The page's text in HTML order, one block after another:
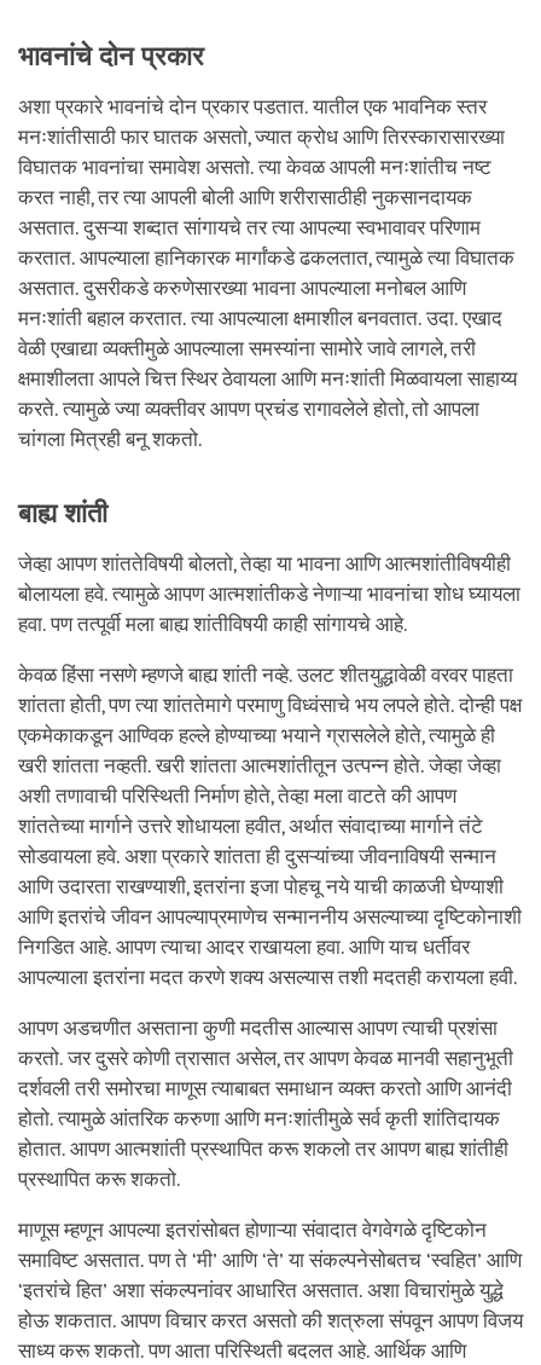
भावनांचे दोन प्रकार
अशा प्रकारे भावनांचे दोन प्रकार पडतात. यातील एक भावनिक स्तर
मनःशांतीसाठी फार घातक असतो, ज्यात क्रोध आणि तिरस्कारासारख्या
विघातक भावनांचा समावेश असतो. त्या केवळ आपली मनःशांतीच नष्ट
करत नाही, तर त्या आपली बोली आणि शरीरासाठीही नुकसानदायक
असतात. दुसऱ्या शब्दात सांगायचे तर त्या आपल्या स्वभावावर परिणाम
करतात. आपल्याला हानिकारक मार्गांकडे ढकलतात, त्यामुळे त्या विघातक
असतात. दुसरीकडे करुणेसारख्या भावना आपल्याला मनोबल आणि
मनःशांती बहाल करतात. त्या आपल्याला क्षमाशील बनवतात. उदा. एखाद
वेळी एखाद्या व्यक्तीमुळे आपल्याला समस्यांना सामोरे जावे लागले, तरी
क्षमाशीलता आपले चित्त स्थिर ठेवायला आणि मनःशांती मिळवायला साहाय्य
करते. त्यामुळे ज्या व्यक्तीवर आपण प्रचंड रागावलेले होतो, तो आपला
चांगला मित्रही बनू शकतो.
बाह्य शांती
जेव्हा आपण शांततेविषयी बोलतो, तेव्हा या भावना आणि आत्मशांतीविषयीही
बोलायला हवे. त्यामुळे आपण आत्मशांतीकडे नेणाऱ्या भावनांचा शोध घ्यायला
हवा. पण तत्पूर्वी मला बाह्य शांतीविषयी काही सांगायचे आहे.
केवळ हिंसा नसणे म्हणजे बाह्य शांती नव्हे. उलट शीतयुद्धावेळी वरवर पाहता
शांतता होती, पण त्या शांततेमागे परमाणु विध्वंसाचे भय लपले होते. दोन्ही पक्ष
एकमेकाकडून आण्विक हल्ले होण्याच्या भयाने ग्रासलेले होते, त्यामुळे ही
खरी शांतता नव्हती. खरी शांतता आत्मशांतीतून उत्पन्न होते. जेव्हा जेव्हा
अशी तणावाची परिस्थिती निर्माण होते, तेव्हा मला वाटते की आपण
शांततेच्या मार्गाने उत्तरे शोधायला हवीत, अर्थात संवादाच्या मार्गाने तंटे
सोडवायला हवे. अशा प्रकारे शांतता ही दुसऱ्यांच्या जीवनाविषयी सन्मान
आणि उदारता राखण्याशी, इतरांना इजा पोहचू नये याची काळजी घेण्याशी
आणि इतरांचे जीवन आपल्याप्रमाणेच सन्माननीय असल्याच्या दृष्टिकोनाशी
निगडित आहे. आपण त्याचा आदर राखायला हवा. आणि याच धर्तीवर
आपल्याला इतरांना मदत करणे शक्य असल्यास तशी मदतही करायला हवी.
आपण अडचणीत असताना कुणी मदतीस आल्यास आपण त्याची प्रशंसा
करतो. जर दुसरे कोणी त्रासात असेल, तर आपण केवळ मानवी सहानुभूती
दर्शवली तरी समोरचा माणूस त्याबाबत समाधान व्यक्त करतो आणि आनंदी
होतो. त्यामुळे आंतरिक करुणा आणि मनःशांतीमुळे सर्व कृती शांतिदायक
होतात. आपण आत्मशांती प्रस्थापित करू शकलो तर आपण बाह्य शांतीही
प्रस्थापित करू शकतो.
माणूस म्हणून आपल्या इतरांसोबत होणाऱ्या संवादात वेगवेगळे दृष्टिकोन
समाविष्ट असतात. पण ते ‘मी’ आणि ‘ते’ या संकल्पनेसोबतच ‘स्वहित’ आणि
‘इतरांचे हित’ अशा संकल्पनांवर आधारित असतात. अशा विचारांमुळे युद्धे
होऊ शकतात. आपण विचार करत असतो की शत्रुला संपवून आपण विजय
साध्य करू शकतो. पण आता परिस्थिती बदलत आहे. आर्थिक आणि